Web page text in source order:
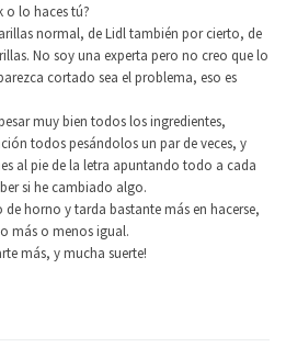
o lo haces tú?
normal, de Lidl también por cierto, de
No soy una experta pero no creo que lo
cortado sea el problema, eso es
muy bien todos los ingredientes,
todos pesándolos un par de veces, y
al pie de la letra apuntando todo a cada
si he cambiado algo.
horno y tarda bastante más en hacerse,
más o menos igual.
más, y mucha suerte!